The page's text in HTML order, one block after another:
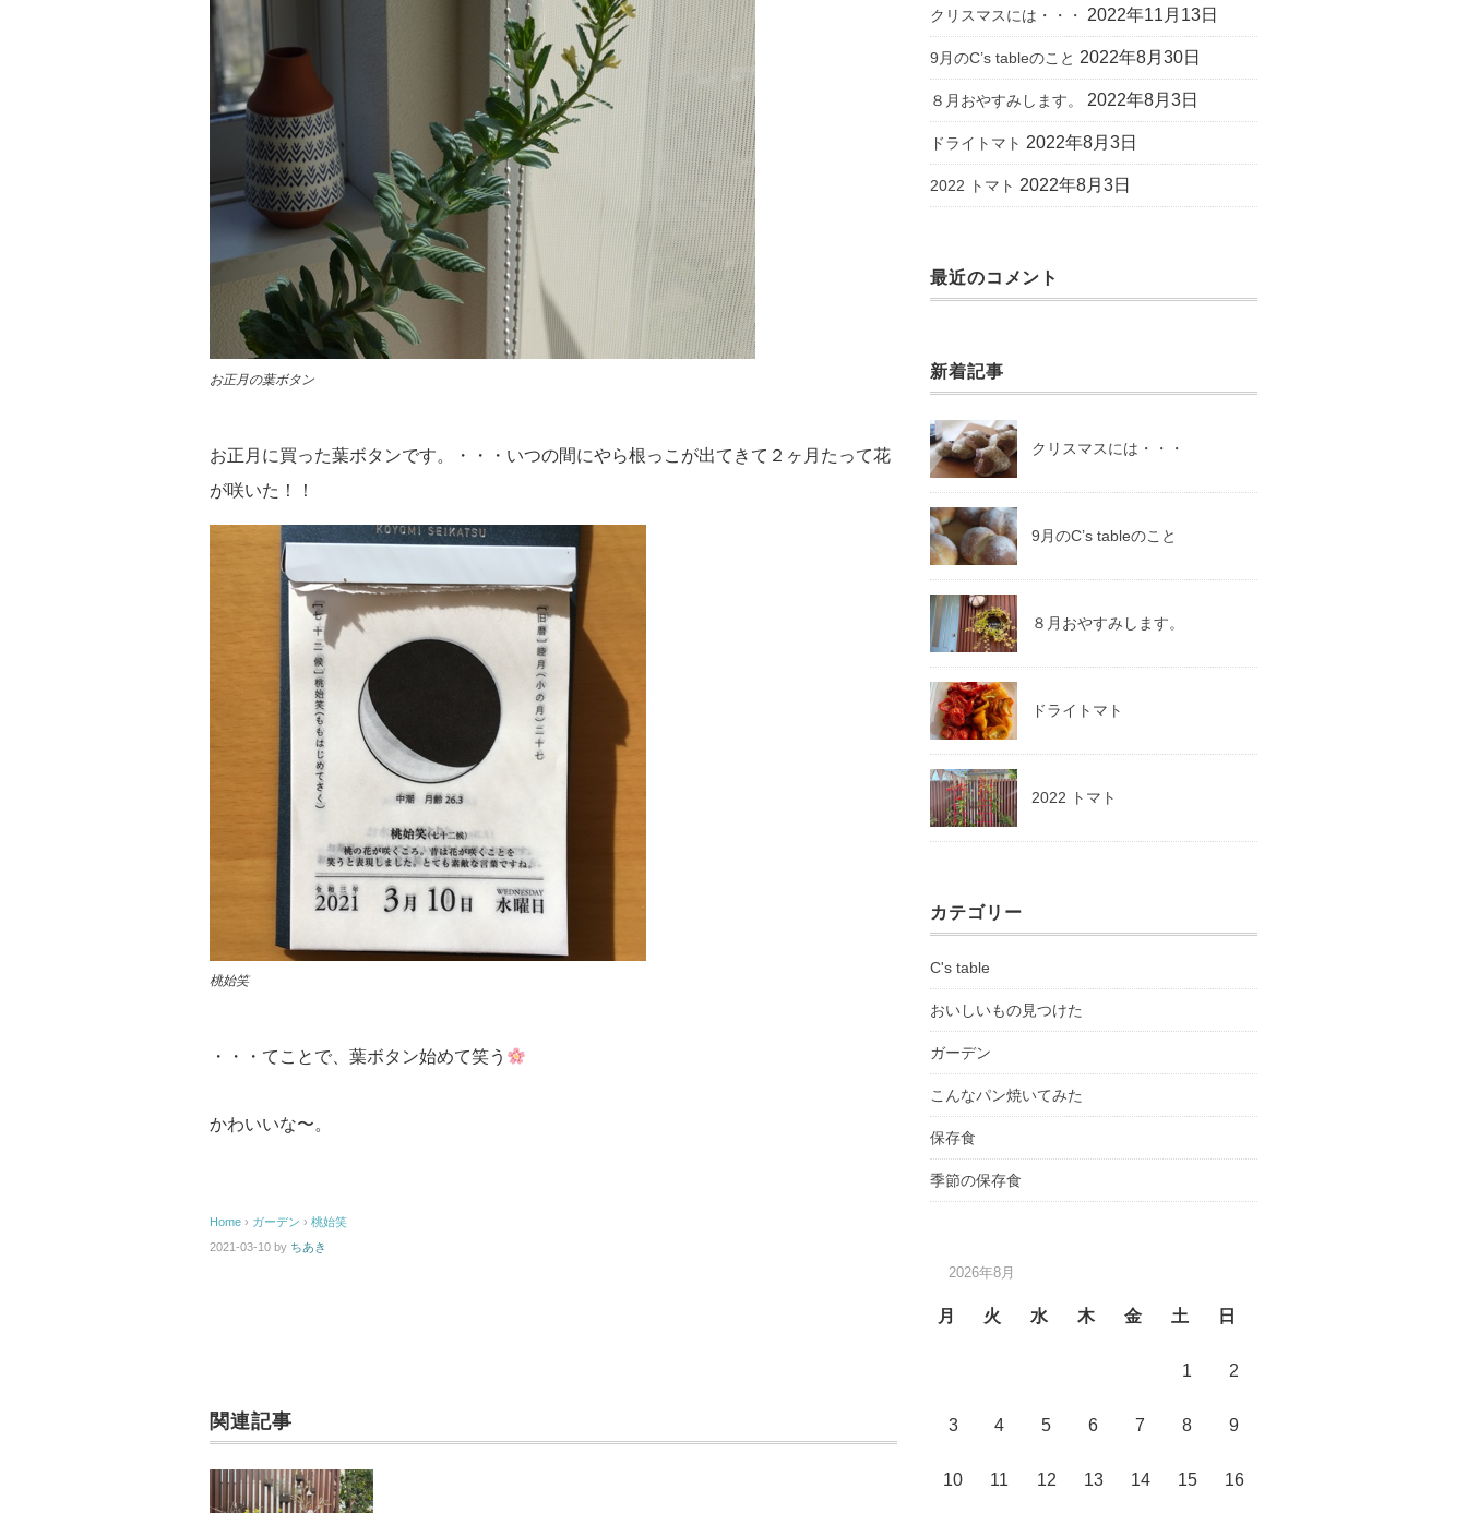
お正月の葉ボタン
お正月に買った葉ボタンです。・・・いつの間にやら根っこが出てきて２ヶ月たって花
が咲いた！！
桃始笑
・・・てことで、葉ボタン始めて笑う
かわいいな〜。
Home › ガーデン › 桃始笑
2021-03-10 by ちあき
関連記事
クリスマスには・・・ 2022年11月13日
9月のC’s tableのこと 2022年8月30日
８月おやすみします。 2022年8月3日
ドライトマト 2022年8月3日
2022 トマト 2022年8月3日
最近のコメント
新着記事
クリスマスには・・・
9月のC’s tableのこと
８月おやすみします。
ドライトマト
2022 トマト
カテゴリー
C's table
おいしいもの見つけた
ガーデン
こんなパン焼いてみた
保存食
季節の保存食
2026年8月
月 火 水 木 金 土 日
1 2
3 4 5 6 7 8 9
10 11 12 13 14 15 16